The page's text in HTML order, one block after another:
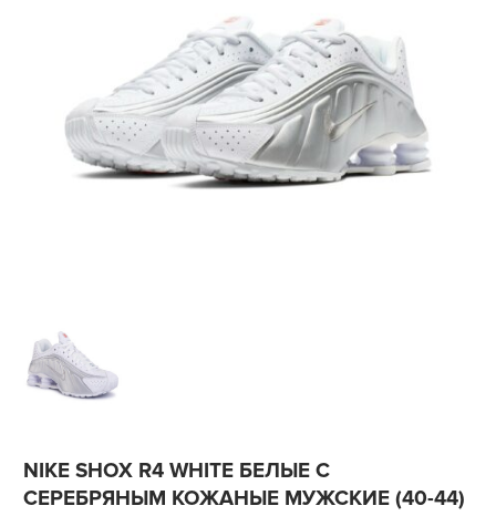
NIKE SHOX R4 WHITE БЕЛЫЕ С
СЕРЕБРЯНЫМ КОЖАНЫЕ МУЖСКИЕ (40-44)